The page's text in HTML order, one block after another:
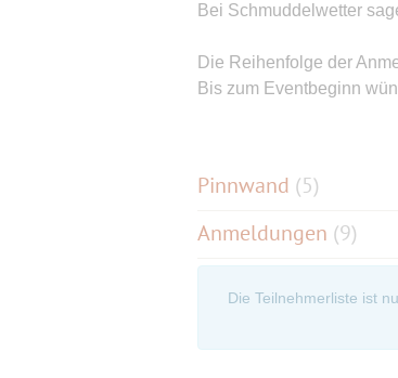
Bei Schmuddelwetter
Die Reihenfolge der
Bis zum Eventbeginn
Pinnwand (5)
Anmeldungen (9)
Die Teilnehmerliste ist